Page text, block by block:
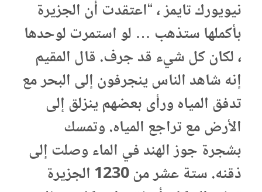
نيويورك تايمز ، “اعتقدت أن الجزيرة
بأكملها ستذهب … لو استمرت لوحدها
، لكان كل شيء قد جرف. قال المقيم
إنه شاهد الناس ينجرفون إلى البحر مع
تدفق المياه ورأى بعضهم ينزلق إلى
الأرض مع تراجع المياه. وتمسك
بشجرة جوز الهند في الماء وصلت إلى
ذقنه. ستة عشر من 1230 الجزيرة